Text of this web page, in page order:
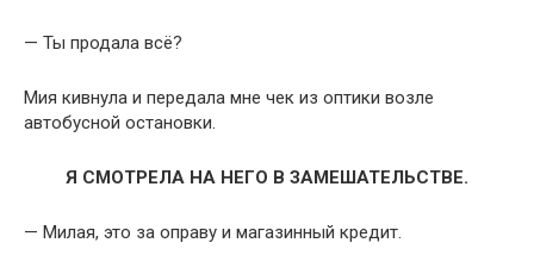
— Ты продала всё?
Мия кивнула и передала мне чек из оптики возле
автобусной остановки.
Я СМОТРЕЛА НА НЕГО В ЗАМЕШАТЕЛЬСТВЕ.
— Милая, это за оправу и магазинный кредит.